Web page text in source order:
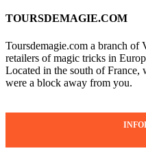
TOURSDEMAGIE.COM
Toursdemagie.com a branch
retailers of magic tricks in
Located in the south of
were a block away from you.